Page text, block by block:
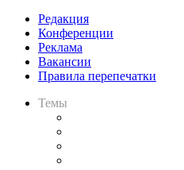
Редакция
Конференции
Реклама
Вакансии
Правила перепечатки
Темы